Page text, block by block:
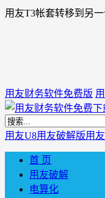
用友T3帐套转移到另
用友财务软件免费版
用友U8用友破解版用
首 页
用友破解
电算化